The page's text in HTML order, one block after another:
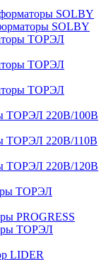
SOLBY
SOLBY
ТОРЭЛ
ТОРЭЛ
ТОРЭЛ
ТОРЭЛ 220В/100В
ТОРЭЛ 220В/110В
ТОРЭЛ 220В/120В
ТОРЭЛ
PROGRESS
ТОРЭЛ
LIDER